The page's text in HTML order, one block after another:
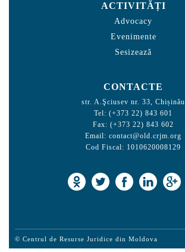
ACTIVITĂȚI
Advocacy
Evenimente
Sesizează
CONTACTE
str. A.Şciusev nr. 33, Chișinău
Tel: (+373 22) 843 601
Fax: (+373 22) 843 602
Email: contact@old.crjm.org
Cod Fiscal: 1010620008129
© Centrul de Resurse Juridice din Moldova